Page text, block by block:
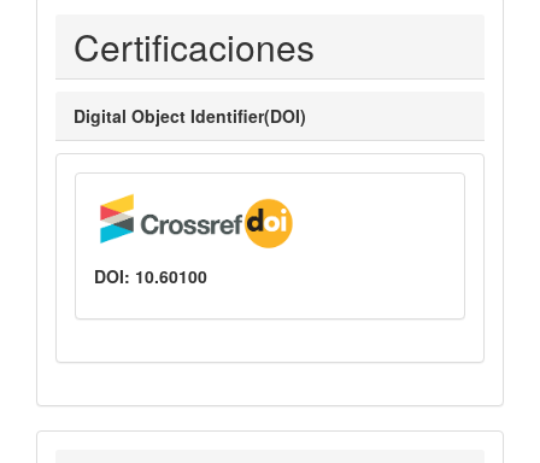
Certificaciones
Certificaciones
Digital Object Identifier(DOI)
DOI: 10.60100